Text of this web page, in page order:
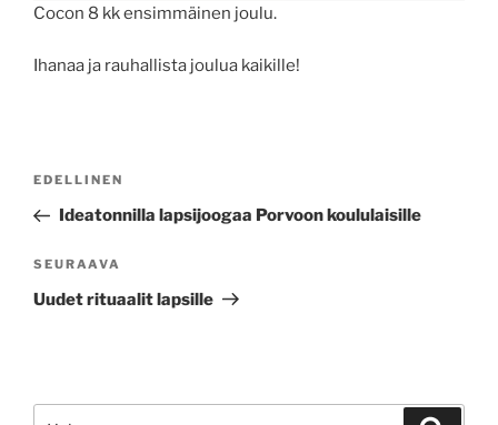
Cocon 8 kk ensimmäinen joulu.
Ihanaa ja rauhallista joulua kaikille!
Edellinen
artikkeli
EDELLINEN
Ideatonnilla lapsijoogaa Porvoon koululaisille
Seuraava
artikkeli
SEURAAVA
Uudet rituaalit lapsille